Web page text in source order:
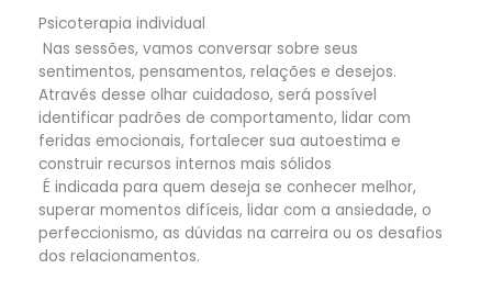
Psicoterapia individual
Nas sessões, vamos conversar sobre seus
sentimentos, pensamentos, relações e desejos.
Através desse olhar cuidadoso, será possível
identificar padrões de comportamento, lidar com
feridas emocionais, fortalecer sua autoestima e
construir recursos internos mais sólidos
É indicada para quem deseja se conhecer melhor,
superar momentos difíceis, lidar com a ansiedade, o
perfeccionismo, as dúvidas na carreira ou os desafios
dos relacionamentos.